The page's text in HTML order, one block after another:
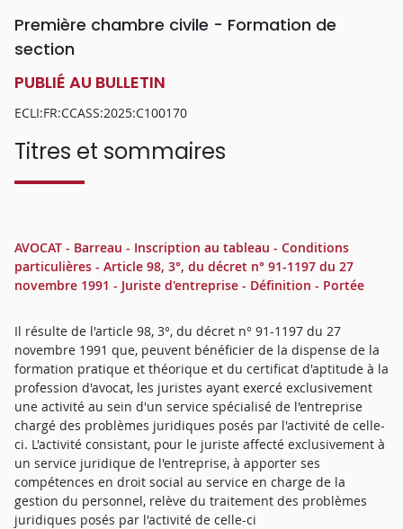
Première chambre civile - Formation de
section
PUBLIÉ AU BULLETIN
ECLI:FR:CCASS:2025:C100170
Titres et sommaires
AVOCAT - Barreau - Inscription au tableau - Conditions
particulières - Article 98, 3°, du décret n° 91-1197 du 27
novembre 1991 - Juriste d'entreprise - Définition - Portée
Il résulte de l'article 98, 3°, du décret n° 91-1197 du 27
novembre 1991 que, peuvent bénéficier de la dispense de la
formation pratique et théorique et du certificat d'aptitude à la
profession d'avocat, les juristes ayant exercé exclusivement
une activité au sein d'un service spécialisé de l'entreprise
chargé des problèmes juridiques posés par l'activité de celle-
ci. L'activité consistant, pour le juriste affecté exclusivement à
un service juridique de l'entreprise, à apporter ses
compétences en droit social au service en charge de la
gestion du personnel, relève du traitement des problèmes
juridiques posés par l'activité de celle-ci